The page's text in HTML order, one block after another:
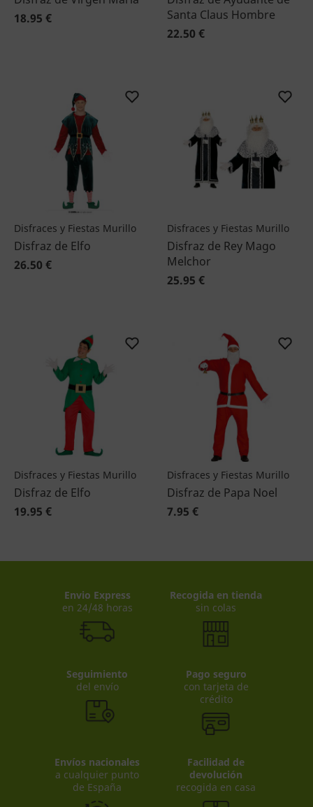
18.95 €
Santa Claus Hombre
22.50 €
Disfraces y Fiestas Murillo
Disfraz de Elfo
26.50 €
Disfraces y Fiestas Murillo
Disfraz de Rey Mago
Melchor
25.95 €
Disfraces y Fiestas Murillo
Disfraz de Elfo
19.95 €
Disfraces y Fiestas Murillo
Disfraz de Papa Noel
7.95 €
Envio Express
en 24/48 horas
Recogida en tienda
sin colas
Seguimiento
del envío
Pago seguro
con tarjeta de
crédito
Envíos nacionales
a cualquier punto
de España
Facilidad de
devolución
recogida en casa